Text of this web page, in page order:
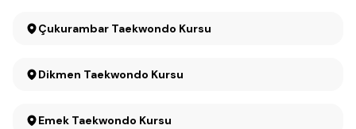
Çukurambar Taekwondo Kursu
Dikmen Taekwondo Kursu
Emek Taekwondo Kursu